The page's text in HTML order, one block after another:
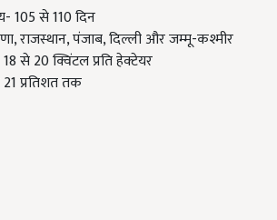
से 110 दिन
राजस्थान, पंजाब, दिल्ली और जम्मू-कश्मीर
18 से 20 क्विंटल प्रति हेक्टेयर
प्रतिशत तक